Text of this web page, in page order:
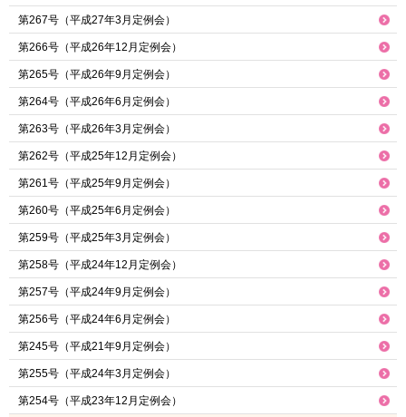
第267号（平成27年3月定例会）
第266号（平成26年12月定例会）
第265号（平成26年9月定例会）
第264号（平成26年6月定例会）
第263号（平成26年3月定例会）
第262号（平成25年12月定例会）
第261号（平成25年9月定例会）
第260号（平成25年6月定例会）
第259号（平成25年3月定例会）
第258号（平成24年12月定例会）
第257号（平成24年9月定例会）
第256号（平成24年6月定例会）
第245号（平成21年9月定例会）
第255号（平成24年3月定例会）
第254号（平成23年12月定例会）